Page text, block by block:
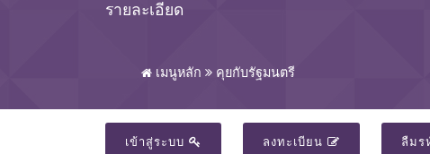
รายละเอียด
เมนูหลัก คุยกับรัฐมนตรี
เข้าสู่ระบบ ลงทะเบียน ลืมร